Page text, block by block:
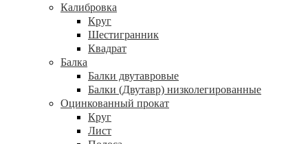
Калибровка
Круг
Шестигранник
Квадрат
Балка
Балки двутавровые
Балки (Двутавр) низколегированные
Оцинкованный прокат
Круг
Лист